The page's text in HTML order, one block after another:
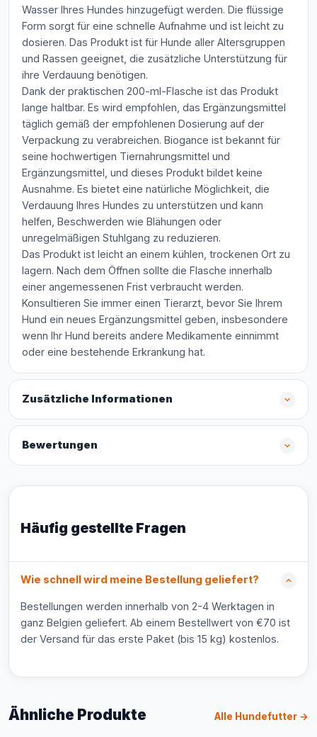
Wasser Ihres Hundes hinzugefügt werden. Die flüssige
Form sorgt für eine schnelle Aufnahme und ist leicht zu
dosieren. Das Produkt ist für Hunde aller Altersgruppen
und Rassen geeignet, die zusätzliche Unterstützung für
ihre Verdauung benötigen.
Dank der praktischen 200-ml-Flasche ist das Produkt
lange haltbar. Es wird empfohlen, das Ergänzungsmittel
täglich gemäß der empfohlenen Dosierung auf der
Verpackung zu verabreichen. Biogance ist bekannt für
seine hochwertigen Tiernahrungsmittel und
Ergänzungsmittel, und dieses Produkt bildet keine
Ausnahme. Es bietet eine natürliche Möglichkeit, die
Verdauung Ihres Hundes zu unterstützen und kann
helfen, Beschwerden wie Blähungen oder
unregelmäßigen Stuhlgang zu reduzieren.
Das Produkt ist leicht an einem kühlen, trockenen Ort zu
lagern. Nach dem Öffnen sollte die Flasche innerhalb
einer angemessenen Frist verbraucht werden.
Konsultieren Sie immer einen Tierarzt, bevor Sie Ihrem
Hund ein neues Ergänzungsmittel geben, insbesondere
wenn Ihr Hund bereits andere Medikamente einnimmt
oder eine bestehende Erkrankung hat.
Zusätzliche Informationen
Bewertungen
Häufig gestellte Fragen
Wie schnell wird meine Bestellung geliefert?
Bestellungen werden innerhalb von 2-4 Werktagen in
ganz Belgien geliefert. Ab einem Bestellwert von €70 ist
der Versand für das erste Paket (bis 15 kg) kostenlos.
Ähnliche Produkte Alle Hundefutter →